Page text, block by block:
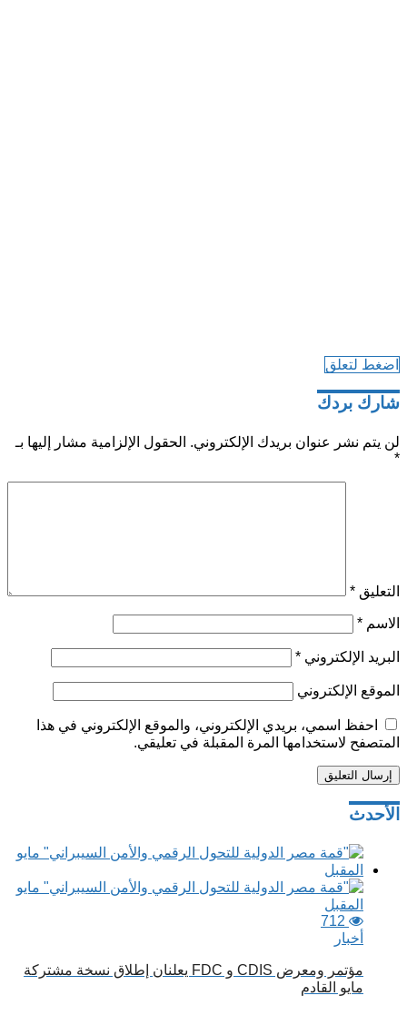
اضغط لتعلق
شارك بردك
لن يتم نشر عنوان بريدك الإلكتروني. الحقول الإلزامية مشار إليها بـ
*
التعليق *
الاسم *
البريد الإلكتروني *
الموقع الإلكتروني
احفظ اسمي، بريدي الإلكتروني، والموقع الإلكتروني في هذا
المتصفح لاستخدامها المرة المقبلة في تعليقي.
تصفّح
الأحدث
712
أخبار
مؤتمر ومعرض CDIS و FDC يعلنان إطلاق نسخة مشتركة
مايو القادم